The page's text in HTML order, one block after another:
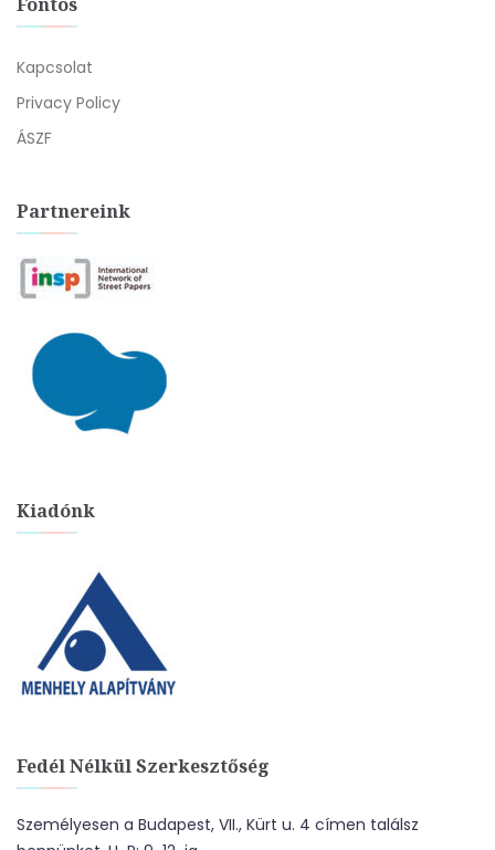
Kapcsolat
Privacy Policy
ÁSZF
Partnereink
Kiadónk
Fedél Nélkül Szerkesztőség
Személyesen a Budapest, VII., Kürt u. 4 címen találsz